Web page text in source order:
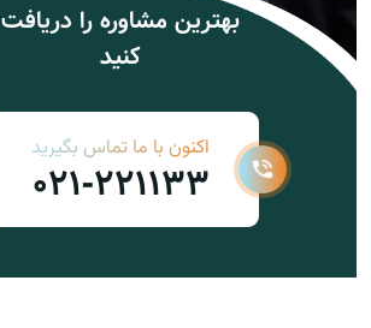
بهترین مشاوره را دریافت
کنید
اکنون با ما تماس بگیرید
021-221133